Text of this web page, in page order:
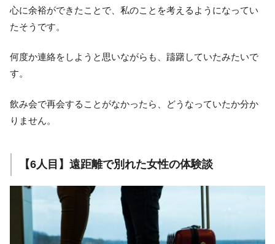
心に余裕ができたことで、私のことを考えるようになってい
たそうです。
何度か連絡をしようと思いながらも、躊躇していたみたいで
す。
飲み会で再会することがなかったら、どうなっていたか分か
りません。
【6人目】遠距離で別れた女性の体験談